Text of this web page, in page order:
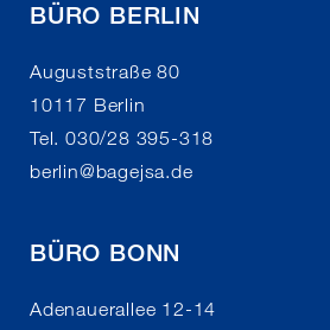
BÜRO BERLIN
Auguststraße 80
10117 Berlin
Tel. 030/28 395-318
berlin@bagejsa.de
BÜRO BONN
Adenauerallee 12-14